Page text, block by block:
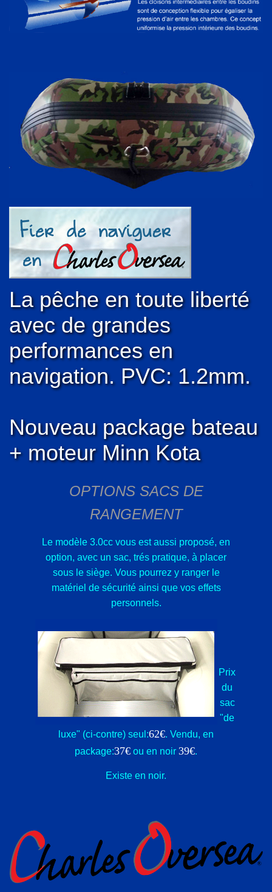
La pêche en toute liberté
avec de grandes
performances en
navigation. PVC: 1.2mm.
Nouveau package bateau
+ moteur Minn Kota
OPTIONS SACS DE
RANGEMENT
Le modèle 3.0cc vous est aussi proposé, en
option, avec un sac, trés pratique, à placer
sous le siège. Vous pourrez y ranger le
matériel de sécurité ainsi que vos effets
personnels.
Prix
du
sac
"de
luxe" (ci-contre) seul:62€. Vendu, en
package:37€ ou en noir 39€.
Existe en noir.